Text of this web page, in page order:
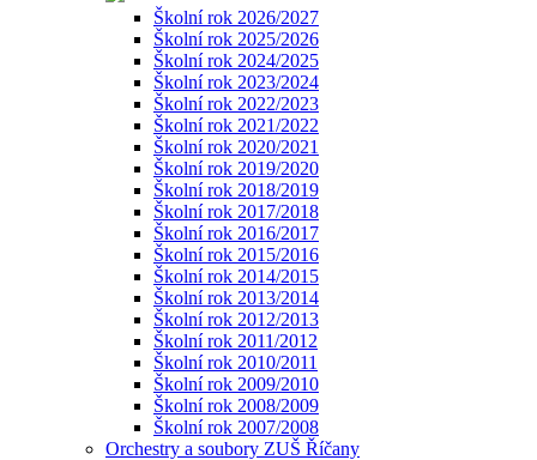
Školní rok 2026/2027
Školní rok 2025/2026
Školní rok 2024/2025
Školní rok 2023/2024
Školní rok 2022/2023
Školní rok 2021/2022
Školní rok 2020/2021
Školní rok 2019/2020
Školní rok 2018/2019
Školní rok 2017/2018
Školní rok 2016/2017
Školní rok 2015/2016
Školní rok 2014/2015
Školní rok 2013/2014
Školní rok 2012/2013
Školní rok 2011/2012
Školní rok 2010/2011
Školní rok 2009/2010
Školní rok 2008/2009
Školní rok 2007/2008
Orchestry a soubory ZUŠ Říčany